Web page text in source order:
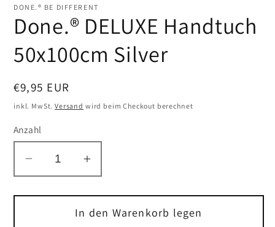
DONE.® BE DIFFERENT
Done.® DELUXE Handtuch
50x100cm Silver
Normaler
Preis
€9,95 EUR
inkl. MwSt.Versand wird beim Checkout berechnet
Anzahl
Verringere
die
Menge
Erhöhe
die
Menge
für
In den Warenkorb legen